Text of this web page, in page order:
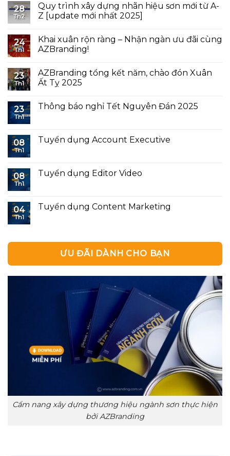
28
Th2
Quy trình xây dựng nhãn hiệu sơn mới từ A-
Z [update mới nhất 2025]
24
Th1
Khai xuân rộn ràng – Nhận ngàn ưu đãi cùng
AZBranding!
23
Th1
AZBranding tổng kết năm, chào đón Xuân
Ất Tỵ 2025
23
Th1
Thông báo nghỉ Tết Nguyên Đán 2025
08
Th1
Tuyển dụng Account Executive
08
Th1
Tuyển dụng Editor Video
04
Th1
Tuyển dụng Content Marketing
ƯU ĐÃI DÀNH CHO BẠN
Cẩm nang xây dựng thương hiệu ngành sơn thực hiện
bởi AZBranding